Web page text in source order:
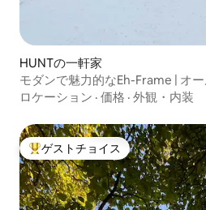
HUNTの一軒家
モダンで魅力的なEh-Frame | オ
ー
ロケーション · 価格 · 外観・内装
大好評のゲストチョイスです。
ゲストチョイス